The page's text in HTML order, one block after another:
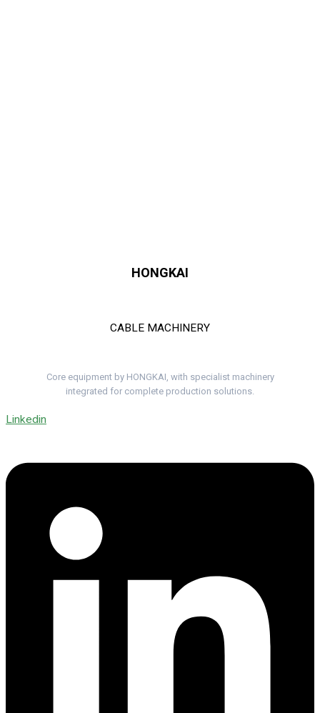
HONGKAI
CABLE MACHINERY
Core equipment by HONGKAI, with specialist machinery
integrated for complete production solutions.
Linkedin